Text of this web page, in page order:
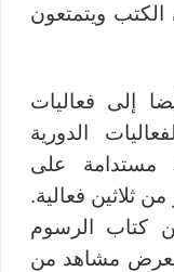
الكتب ويتمتعون
إلى فعاليات
الدورية
مستدامة على
ثلاثين فعالية.
كتاب الرسوم
يعرض مشاهد من